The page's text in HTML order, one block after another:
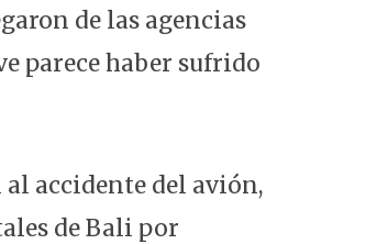
de las agencias
parece haber sufrido
accidente del avión,
de Bali por